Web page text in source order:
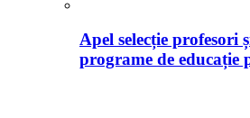
Apel selecție profesori
programe de educație